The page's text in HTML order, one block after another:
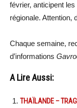
février, anticipent
régionale. Attention,
Chaque semaine,
d’informations
A Lire Aussi:
THAÏLANDE –